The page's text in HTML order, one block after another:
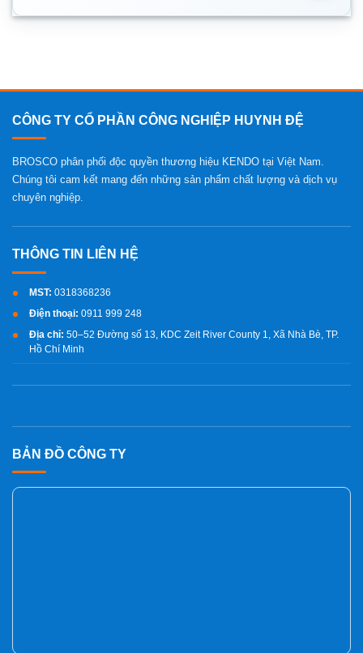
BẢN ĐỒ CÔNG TY
CÔNG TY CỔ PHẦN CÔNG NGHIỆP HUYNH ĐỆ
BROSCO phân phối độc quyền thương hiệu KENDO tại Việt Nam.
Chúng tôi cam kết mang đến những sản phẩm chất lượng và dịch vụ
chuyên nghiệp.
MST: 0318368236
Điện thoại: 0911 999 248
Địa chỉ: 50–52 Đường số 13, KDC Zeit River County 1, Xã Nhà Bè, TP.
Hồ Chí Minh